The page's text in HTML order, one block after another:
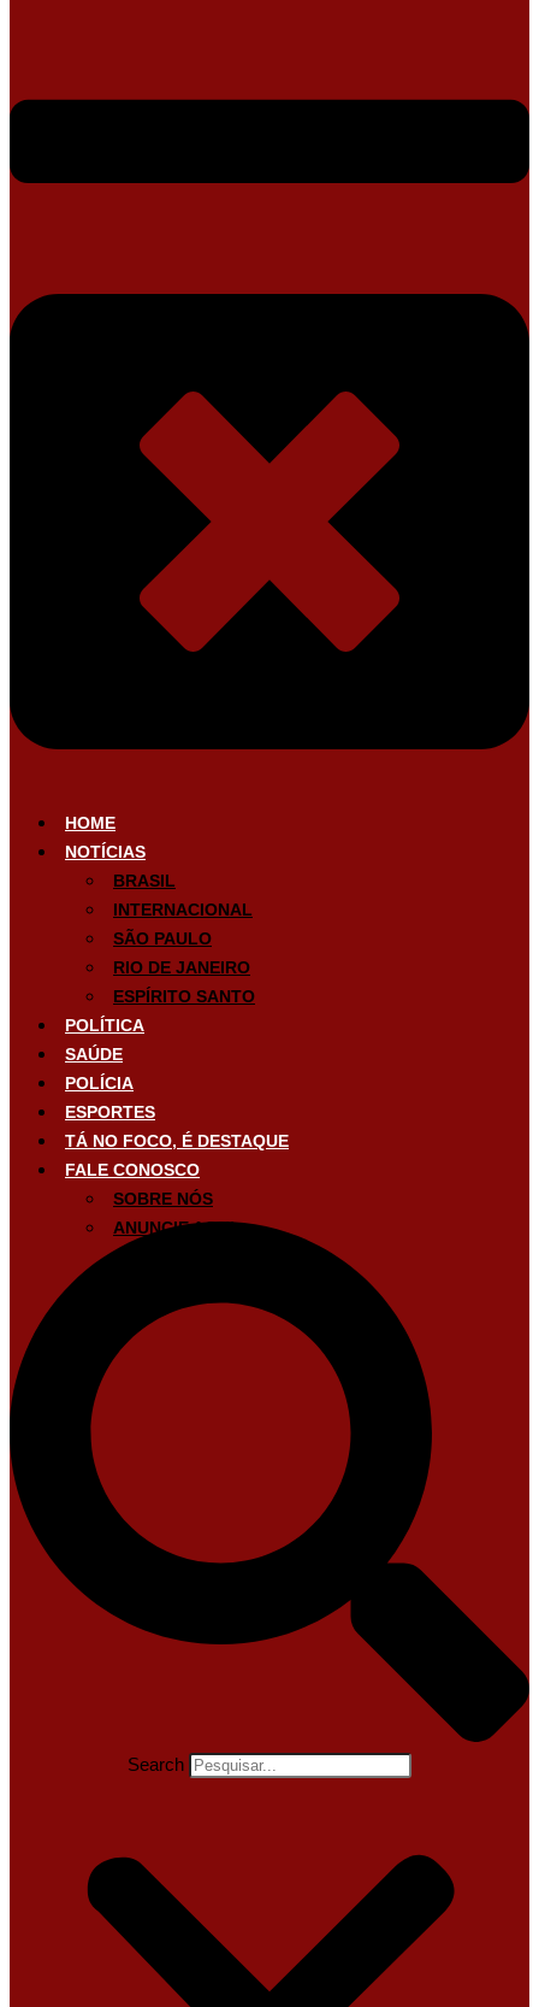
HOME
NOTÍCIAS
BRASIL
INTERNACIONAL
SÃO PAULO
RIO DE JANEIRO
ESPÍRITO SANTO
POLÍTICA
SAÚDE
POLÍCIA
ESPORTES
TÁ NO FOCO, É DESTAQUE
FALE CONOSCO
SOBRE NÓS
ANUNCIE AQUI
Search